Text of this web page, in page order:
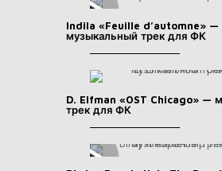
Indila «Feuille d’automne» —
музыкальный трек для ФК
D. Elfman «OST Chicago» —
трек для ФК